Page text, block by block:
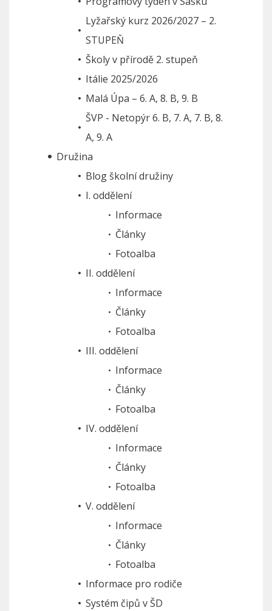
Lyžařský kurz 2026/2027 – 2.
STUPEŇ
Školy v přírodě 2. stupeň
Itálie 2025/2026
Malá Úpa – 6. A, 8. B, 9. B
ŠVP - Netopýr 6. B, 7. A, 7. B, 8.
A, 9. A
Družina
Blog školní družiny
I. oddělení
Informace
Články
Fotoalba
II. oddělení
Informace
Články
Fotoalba
III. oddělení
Informace
Články
Fotoalba
IV. oddělení
Informace
Články
Fotoalba
V. oddělení
Informace
Články
Fotoalba
Informace pro rodiče
Systém čipů v ŠD